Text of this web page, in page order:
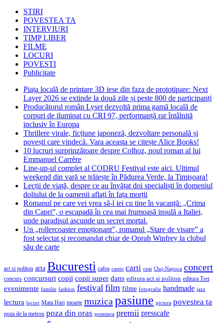
STIRI
POVESTEA TA
INTERVIURI
TIMP LIBER
FILME
LOCURI
POVESTI
Publicitate
Piața locală de printare 3D iese din faza de prototipare: Next
Layer 2026 se extinde la două zile și peste 800 de participanți
Producătorul român Lyset dezvoltă prima gamă locală de
corpuri de iluminat cu CRI 97, performanță rar întâlnită
inclusiv în Europa
Thrillere virale, ficțiune japoneză, dezvoltare personală și
povești care vindecă. Vara aceasta se citește Alice Books!
10 lucruri surprinzătoare despre Colhoz, noul roman al lui
Emmanuel Carrère
Line-up-ul complet al CODRU Festival este aici. Ultimul
weekend din vară se trăiește în Pădurea Verde, la Timișoara!
Lecții de viață, despre ce au învățat doi specialiști în domeniul
doliului de la oamenii aflați în fața morții
Romanul pe care vei vrea să-l iei cu tine în vacanță: „Crima
din Capri”, o escapadă în cea mai frumoasă insulă a Italiei,
unde paradisul ascunde un secret mortal.
Un „rollercoaster emoționant”, romanul „Stare de visare” a
fost selectat și recomandat chiar de Oprah Winfrey la clubul
său de carte
act si politon arta Bucuresti cafea canto carti ceai Cluj-Napoca concert
concurs concursuri copii copii super dans editura act si politon editura Trei
evenimente familie fashion festivalfilm filme fotografie handmade jazz
lectura locuri Mata Hari moarte muzica pasiune pictura povestea ta
poza de la metrou poza din oras premiera premii presscafe